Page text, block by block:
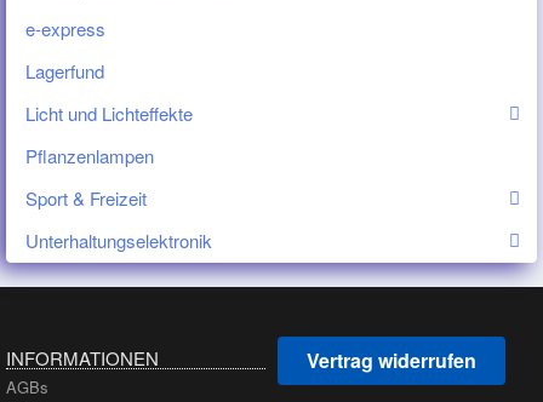
e-express
Lagerfund
Licht und Lichteffekte
Pflanzenlampen
Sport & Freizeit
Unterhaltungselektronik
INFORMATIONEN
AGBs
Vertrag widerrufen